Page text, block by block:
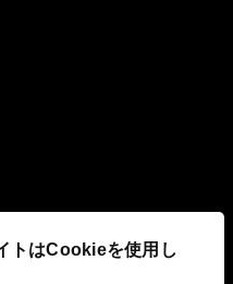
トはCookieを使用し